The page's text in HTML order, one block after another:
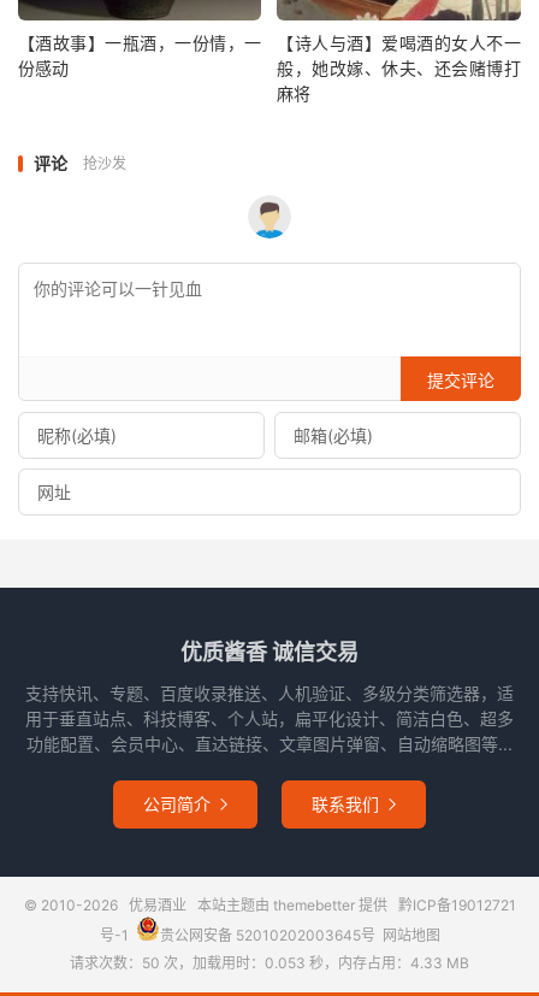
【酒故事】一瓶酒，一份情，一
份感动
【诗人与酒】爱喝酒的女人不一
般，她改嫁、休夫、还会赌博打
麻将
评论 抢沙发
提交评论
优质酱香 诚信交易
支持快讯、专题、百度收录推送、人机验证、多级分类筛选器，适
用于垂直站点、科技博客、个人站，扁平化设计、简洁白色、超多
功能配置、会员中心、直达链接、文章图片弹窗、自动缩略图等...
公司简介  联系我们 
© 2010-2026 优易酒业 本站主题由 themebetter提供 黔ICP备19012721
号-1
贵公网安备 52010202003645号 网站地图
请求次数：50 次，加载用时：0.053 秒，内存占用：4.33 MB